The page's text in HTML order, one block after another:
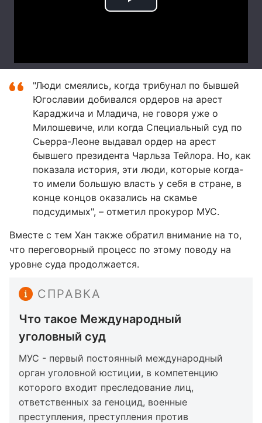
"Люди смеялись, когда трибунал по бывшей
Югославии добивался ордеров на арест
Караджича и Младича, не говоря уже о
Милошевиче, или когда Специальный суд по
Сьерра-Леоне выдавал ордер на арест
бывшего президента Чарльза Тейлора. Но, как
показала история, эти люди, которые когда-
то имели большую власть у себя в стране, в
конце концов оказались на скамье
подсудимых", – отметил прокурор МУС.
Вместе с тем Хан также обратил внимание на то,
что переговорный процесс по этому поводу на
уровне суда продолжается.
СПРАВКА
Что такое Международный
уголовный суд
МУС - первый постоянный международный
орган уголовной юстиции, в компетенцию
которого входит преследование лиц,
ответственных за геноцид, военные
преступления, преступления против